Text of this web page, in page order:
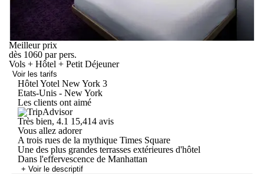
Meilleur prix
dès 1060 par pers.
Vols + Hôtel + Petit Déjeuner
Voir les tarifs
Hôtel Yotel NewYork 3
Etats-Unis - New York
Les clients ont aimé
Très bien, 4.1 15,414 avis
Vous allez adorer
A trois rues de la mythique Times Square
Une des plus grandes terrasses extérieures d'hôtel
Dans l'effervescence de Manhattan
+ Voir le descriptif